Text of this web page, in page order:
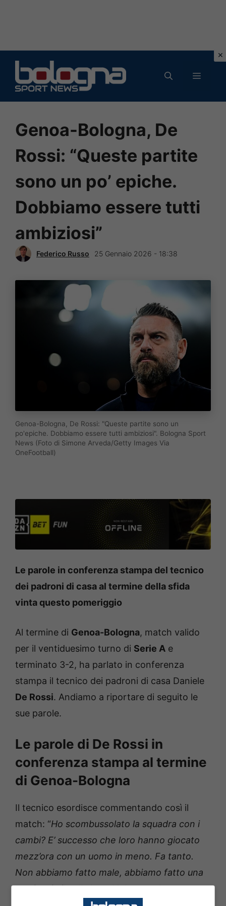
contenuto
MENU
Genoa-Bologna, De
Rossi: “Queste partite
sono un po’ epiche.
Dobbiamo essere tutti
ambiziosi”
Federico Russo 25 Gennaio 2026 - 18:38
Genoa-Bologna, De Rossi: "Queste partite sono un
po'epiche. Dobbiamo essere tutti ambiziosi". Bologna Sport
News (Foto di Simone Arveda/Getty Images Via
OneFootball)
Le parole in conferenza stampa del tecnico
dei padroni di casa al termine della sfida
vinta questo pomeriggio
Al termine di Genoa-Bologna, match valido
per il ventiduesimo turno di Serie A e
terminato 3-2, ha parlato in conferenza
stampa il tecnico dei padroni di casa Daniele
De Rossi. Andiamo a riportare di seguito le
sue parole.
Le parole di De Rossi in
conferenza stampa al termine
di Genoa-Bologna
Il tecnico esordisce commentando così il
match: “Ho scombussolato la squadra con i
cambi? E’ successo che loro hanno giocato
mezz’ora con un uomo in meno. Fa tanto.
Non abbiamo fatto male, abbiamo fatto una
partita simile alla loro. Nel secondo tempo,